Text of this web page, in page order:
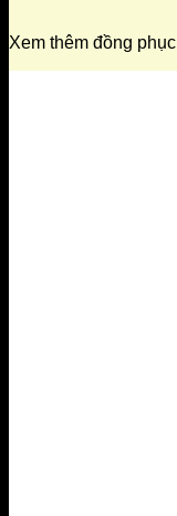
Xem thêm đồng phục